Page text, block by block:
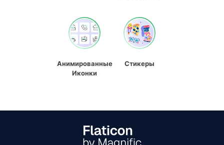
Анимированные
Иконки
Стикеры